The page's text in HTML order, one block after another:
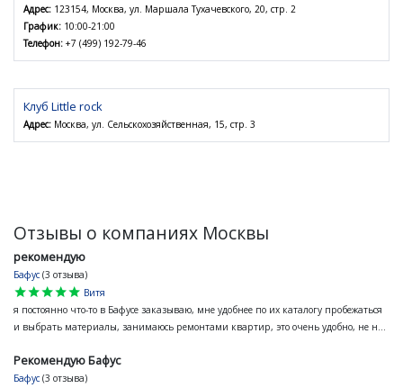
Адрес: 123154, Москва, ул. Маршала Тухачевского, 20, стр. 2
График: 10:00-21:00
Телефон: +7 (499) 192-79-46
Клуб Little rock
Адрес: Москва, ул. Сельскохозяйственная, 15, стр. 3
Отзывы о компаниях Москвы
рекомендую
Бафус (3 отзыва)
star
star
star
star
star
Витя
я постоянно что-то в Бафусе заказываю, мне удобнее по их каталогу пробежаться
и выбрать материалы, занимаюсь ремонтами квартир, это очень удобно, не н...
Рекомендую Бафус
Бафус (3 отзыва)